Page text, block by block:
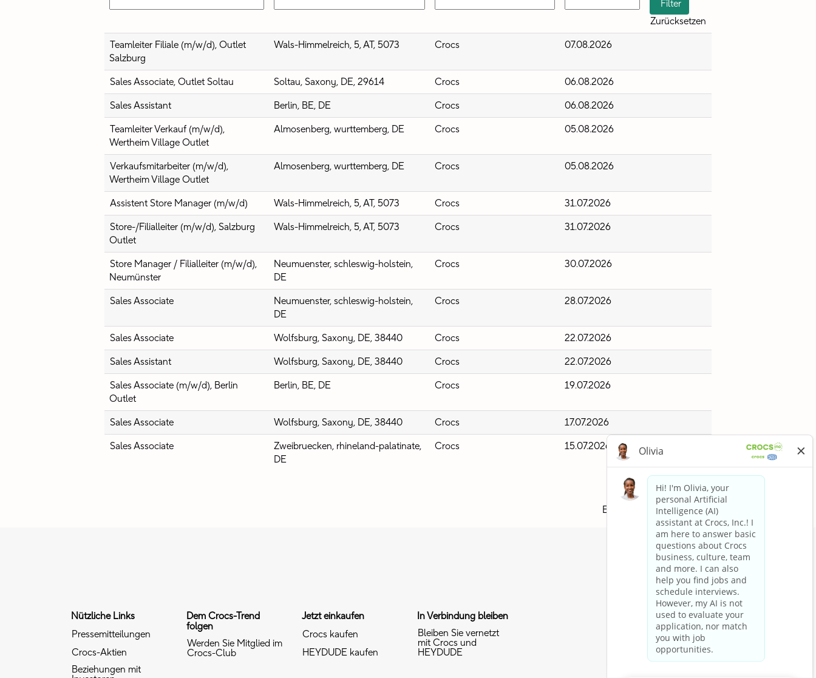
Zurücksetzen
Teamleiter Filiale (m/w/d), Outlet
Salzburg
Wals-Himmelreich, 5, AT, 5073 Crocs 07.08.2026
Sales Associate, Outlet Soltau Soltau, Saxony, DE, 29614 Crocs
06.08.2026
Sales Assistant
Berlin, BE, DE Crocs
06.08.2026
Teamleiter Verkauf (m/w/d),
Wertheim Village Outlet
Almosenberg, wurttemberg, DE Crocs 05.08.2026
Verkaufsmitarbeiter (m/w/d),
Wertheim Village Outlet
Almosenberg, wurttemberg, DE Crocs 05.08.2026
Assistent Store Manager (m/w/d) Wals-Himmelreich, 5, AT, 5073 Crocs
31.07.2026
Store-/Filialleiter (m/w/d), Salzburg
Outlet
Wals-Himmelreich, 5, AT, 5073 Crocs 31.07.2026
Store Manager / Filialleiter (m/w/d),
Neumünster
Neumuenster, schleswig-holstein,
DE
Crocs 30.07.2026
Sales Associate
Neumuenster, schleswig-holstein,
DE
Crocs 28.07.2026
Sales Associate Wolfsburg, Saxony, DE, 38440 Crocs
22.07.2026
Sales Assistant
Wolfsburg, Saxony, DE, 38440 Crocs
22.07.2026
Sales Associate (m/w/d), Berlin
Outlet
Berlin, BE, DE Crocs 19.07.2026
Sales Associate Wolfsburg, Saxony, DE, 38440 Crocs
17.07.2026
Sales Associate
Zweibruecken, rhineland-palatinate,
DE
Crocs 15.07.2026
Ergebnisse 1 – 14von14
Nützliche Links
Pressemitteilungen
Crocs-Aktien
Beziehungen mit
Dem Crocs-Trend
folgen
Werden Sie Mitglied im
Crocs-Club
Jetzt einkaufen
Crocs kaufen
HEYDUDE kaufen
In Verbindung bleiben
Bleiben Sie vernetzt
mit Crocs und
HEYDUDE